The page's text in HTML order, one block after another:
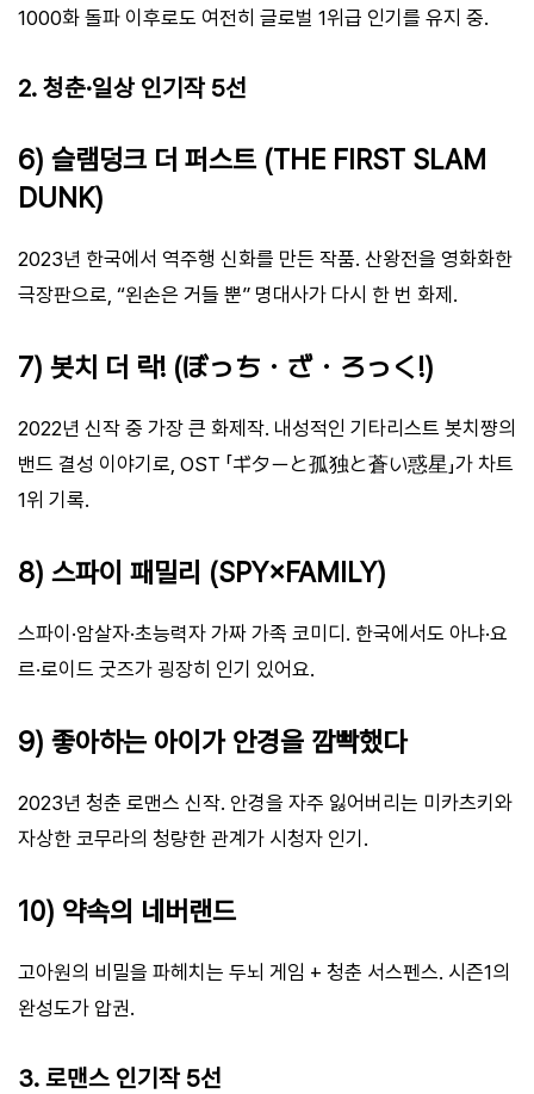
1000화 돌파 이후로도 여전히 글로벌 1위급 인기를 유지 중.
2. 청춘·일상 인기작 5선
6) 슬램덩크 더 퍼스트 (THE FIRST SLAM
DUNK)
2023년 한국에서 역주행 신화를 만든 작품. 산왕전을 영화화한
극장판으로, “왼손은 거들 뿐” 명대사가 다시 한 번 화제.
7) 봇치 더 락! (ぼっち・ざ・ろっく!)
2022년 신작 중 가장 큰 화제작. 내성적인 기타리스트 봇치쨩의
밴드 결성 이야기로, OST 「ギターと孤独と蒼い惑星」가 차트
1위 기록.
8) 스파이 패밀리 (SPY×FAMILY)
스파이·암살자·초능력자 가짜 가족 코미디. 한국에서도 아냐·요
르·로이드 굿즈가 굉장히 인기 있어요.
9) 좋아하는 아이가 안경을 깜빡했다
2023년 청춘 로맨스 신작. 안경을 자주 잃어버리는 미카츠키와
자상한 코무라의 청량한 관계가 시청자 인기.
10) 약속의 네버랜드
고아원의 비밀을 파헤치는 두뇌 게임 + 청춘 서스펜스. 시즌1의
완성도가 압권.
3. 로맨스 인기작 5선